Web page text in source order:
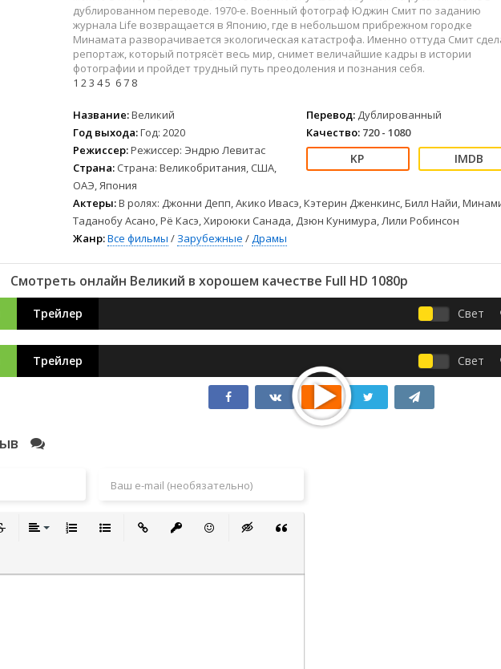
2022
2021
Русские
Зарубежные
Детские
Драмы
Комедии
Спорт
Триллеры
Ужасы
2022
2021
Зарубежные
Фильмы из соцетей
дублированном переводе. 1970-е. Военный фотограф Юджин Смит по заданию
журнала Life возвращается в Японию, где в небольшом прибрежном городке
Минамата разворачивается экологическая катастрофа. Именно оттуда Смит
репортаж, который потрясёт весь мир, снимет величайшие кадры в истории
фотографии и пройдет трудный путь преодоления и познания себя.
1 23 45 67 8
Название:Великий
Год выхода:Год: 2020
Режиссер:Режиссер: Эндрю Левитас
Страна: Страна: Великобритания, США,
ОАЭ, Япония
Перевод: Дублированный
Качество: 720 - 1080
Актеры:В ролях: Джонни Депп, Акико Ивасэ, Кэтерин Дженкинс, Билл Найи,
Таданобу Асано, Рё Касэ, Хироюки Санада, Дзюн Кунимура, Лили Робинсон
Жанр:Все фильмы / Зарубежные /Драмы
Смотреть онлайн Великий в хорошем качестве Full HD 1080p
Трейлер Свет
Трейлер Свет